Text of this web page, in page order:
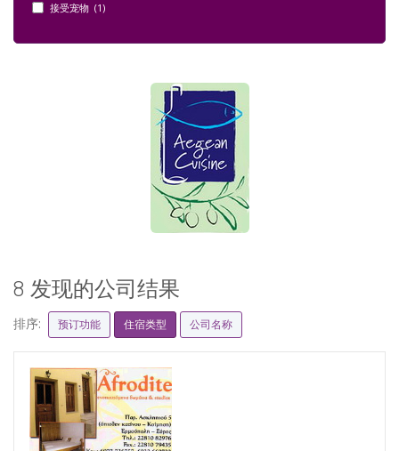
接受宠物 (1)
8 发现的公司结果
排序: 预订功能 住宿类型 公司名称